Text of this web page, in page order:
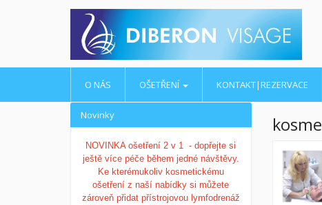
O NÁS OŠETŘENÍ KONTAKT|REZERVACE
kosme
Novinky
NOVINKA ošetření 2 v 1 - dopřejte si
ještě více péče během jedné návštěvy.
Ke kterémukoliv kosmetickému
ošetření z naší nabídky si můžete
zároveň přidat přístrojovou lymfodrenáž